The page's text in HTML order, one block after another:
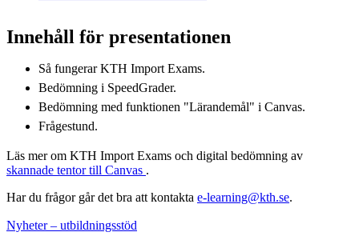
Innehåll för presentationen
Så fungerar KTH Import Exams.
Bedömning i SpeedGrader.
Bedömning med funktionen "Lärandemål" i Canvas.
Frågestund.
Läs mer om KTH Import Exams och digital bedömning av
skannade tentor till Canvas .
Har du frågor går det bra att kontakta e-learning@kth.se.
Nyheter – utbildningsstöd